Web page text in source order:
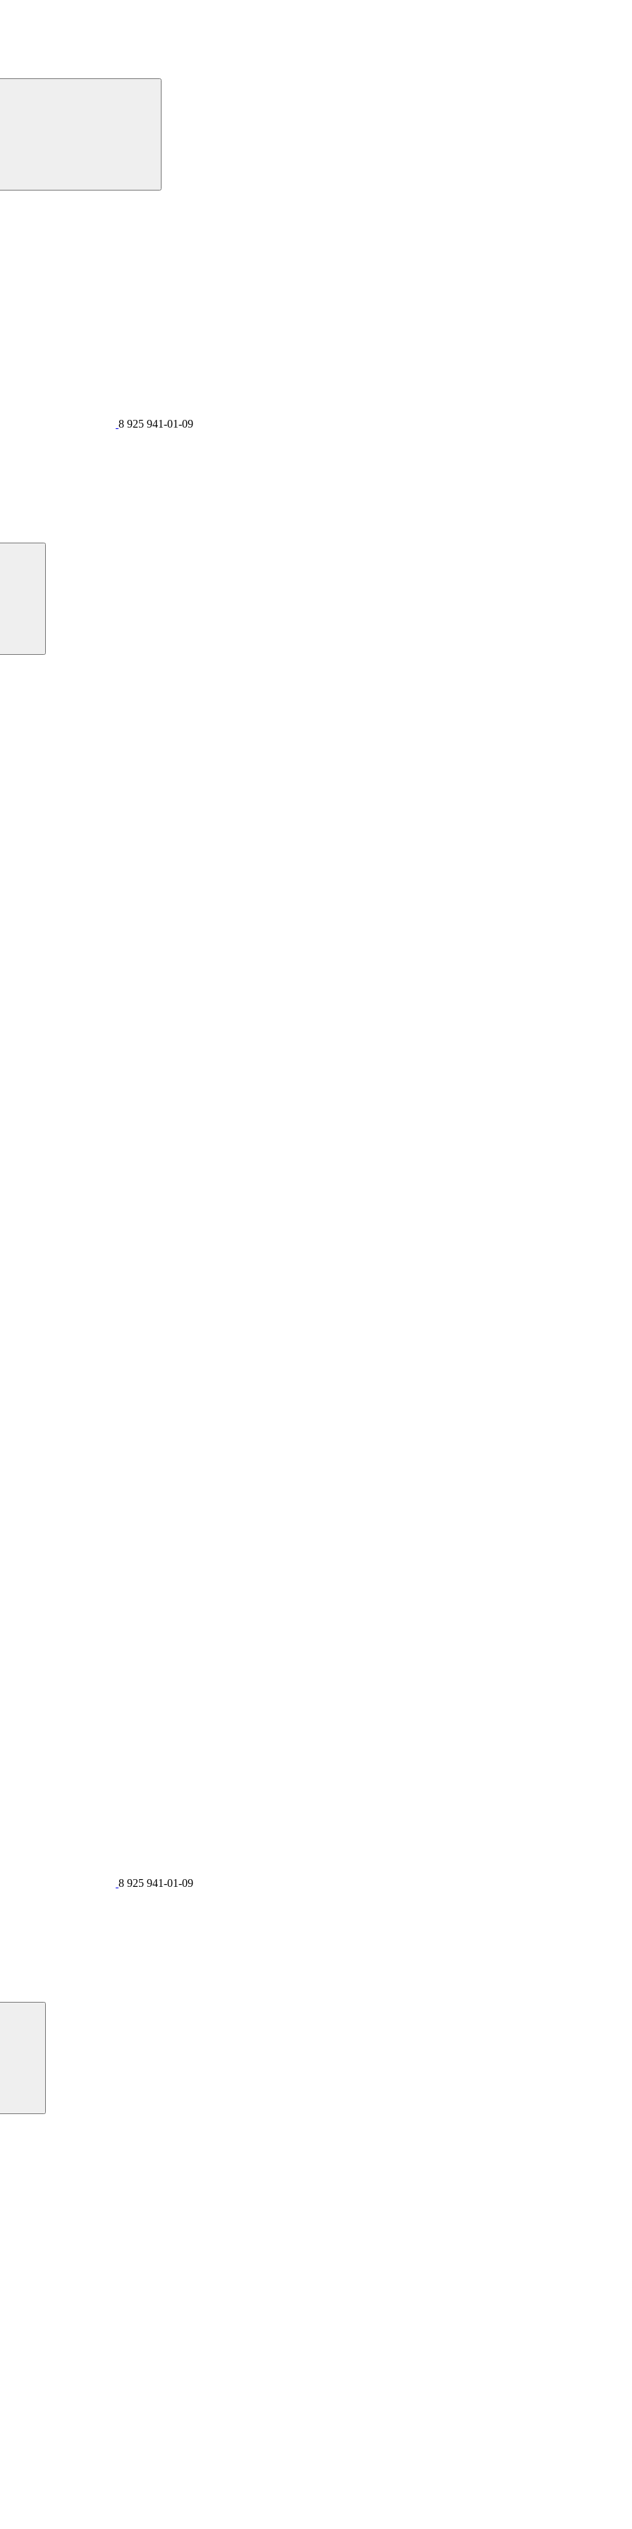
8 925 941-01-09
8 925 941-01-09